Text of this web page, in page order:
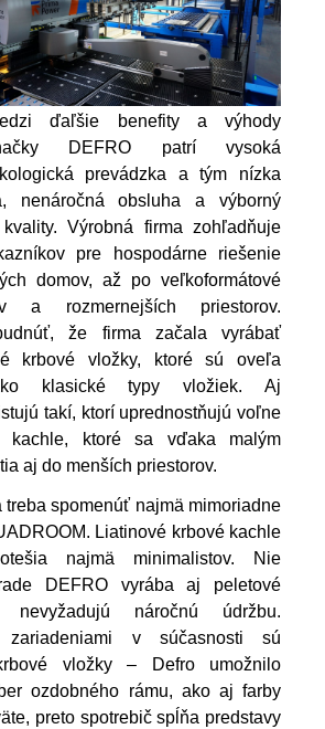
ďaľšie benefity a výhody
DEFRO patrí vysoká
prevádzka a tým nízka
nenáročná obsluha a výborný
Výrobná firma zohľadňuje
pre hospodárne riešenie
domov, až po veľkoformátové
a rozmernejších priestorov.
že firma začala vyrábať
krbové vložky, ktoré sú oveľa
klasické typy vložiek. Aj
takí, ktorí uprednostňujú voľne
kachle, ktoré sa vďaka malým
aj do menších priestorov.
treba spomenúť najmä mimoriadne
Liatinové krbové kachle
najmä minimalistov. Nie
DEFRO vyrába aj peletové
nevyžadujú náročnú údržbu.
zariadeniami v súčasnosti sú
vložky – Defro umožnilo
ozdobného rámu, ako aj farby
preto spotrebič spĺňa predstavy